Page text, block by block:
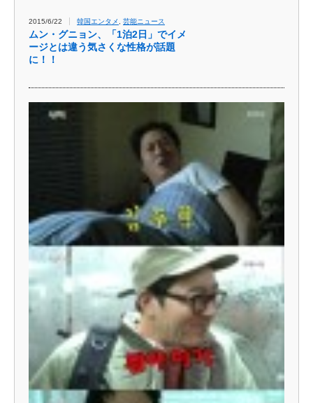
2015/6/22 韓国エンタメ 芸能ニュース
ムン・グニョン、「1泊2日」でイメ
ージとは違う気さくな性格が話題
に！！